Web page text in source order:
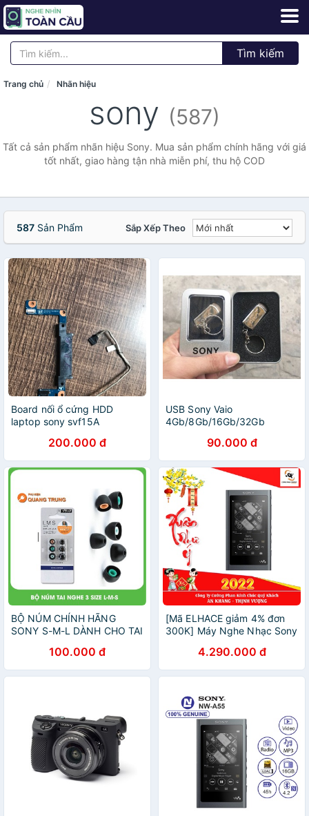
Tìm kiếm
Trang chủ Nhãn hiệu
sony (587)
Tất cả sản phẩm nhãn hiệu Sony. Mua sản phẩm chính hãng với giá
tốt nhất, giao hàng tận nhà miễn phí, thu hộ COD
587 Sản Phẩm Sắp Xếp Theo
Board nối ổ cứng HDD
laptop sony svf15A
200.000 đ
USB Sony Vaio
4Gb/8Gb/16Gb/32Gb
90.000 đ
BỘ NÚM CHÍNH HÃNG
SONY S-M-L DÀNH CHO TAI
100.000 đ
[Mã ELHACE giảm 4% đơn
300K] Máy Nghe Nhạc Sony
Hãng Sony Việt Nam| Bảo
Hành 12 Tháng Toàn Quốc
4.290.000 đ